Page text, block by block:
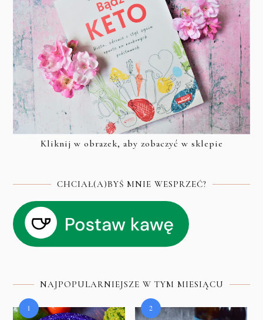
Kliknij w obrazek, aby zobaczyć w sklepie
CHCIAŁ(A)BYŚ MNIE WESPRZEĆ?
NAJPOPULARNIEJSZE W TYM MIESIĄCU